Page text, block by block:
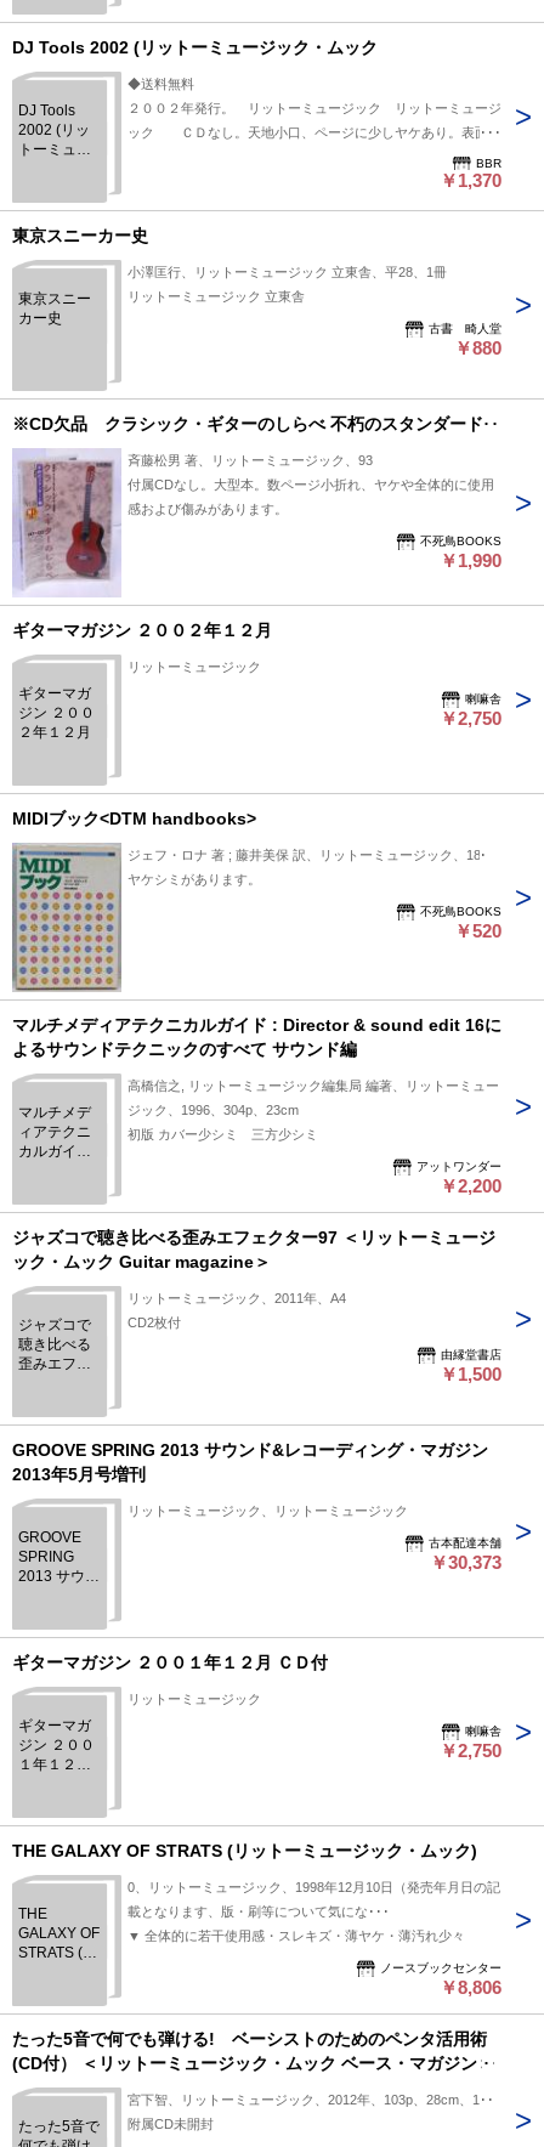
DJ Tools 2002 (リットーミュージック・ムック
DJ Tools
2002 (リッ
トーミュー
◆送料無料
２００２年発行。 リットーミュージック リットーミュージ
ック ＣＤなし。天地小口、ページに少しヤケあり。表面に
多少のスレ、キズはありますが、中身状態は良好です。BBR
￥1,370
東京スニーカー史
東京スニー
カー史
小澤匡行、リットーミュージック 立東舎、平28、1冊
リットーミュージック 立東舎
古書 畸人堂
￥880
※CD欠品 クラシック・ギターのしらべ 不朽のスタンダード編
斉藤松男 著、リットーミュージック、93
付属CDなし。大型本。数ページ小折れ、ヤケや全体的に使用
感および傷みがあります。
不死鳥BOOKS
￥1,990
ギターマガジン ２００２年１２月
ギターマガ
ジン ２００
２年１２月
リットーミュージック
喇嘛舎
￥2,750
MIDIブック<DTM handbooks>
ジェフ・ロナ 著 ; 藤井美保 訳、リットーミュージック、181
ヤケシミがあります。
不死鳥BOOKS
￥520
マルチメディアテクニカルガイド : Director & sound edit 16に
よるサウンドテクニックのすべて サウンド編
マルチメデ
ィアテクニ
カルガイド :
16によるサ
ウンドテク
ニックのす
べて サウン
ド編
高橋信之, リットーミュージック編集局 編著、リットーミュー
ジック、1996、304p、23cm
初版 カバー少シミ 三方少シミ
アットワンダー
￥2,200
ジャズコで聴き比べる歪みエフェクター97 ＜リットーミュージ
ック・ムック Guitar magazine＞
ジャズコで
聴き比べる
歪みエフェ
ュージッ
ク・ムック
Guitar
magazine＞
リットーミュージック、2011年、A4
CD2枚付
由縁堂書店
￥1,500
GROOVE SPRING 2013 サウンド&レコーディング・マガジン
2013年5月号増刊
GROOVE
SPRING
2013 サウン
ガジン 2013
年5月号増刊
リットーミュージック、リットーミュージック
古本配達本舗
￥30,373
ギターマガジン ２００１年１２月 ＣＤ付
ギターマガ
ジン ２００
１年１２月
リットーミュージック
喇嘛舎
￥2,750
THE GALAXY OF STRATS (リットーミュージック・ムック)
THE
GALAXY OF
STRATS (リ
ムック)
0、リットーミュージック、1998年12月10日（発売年月日の記
載となります、版・刷等について気にな･･･
▼ 全体的に若干使用感・スレキズ・薄ヤケ・薄汚れ少々
ノースブックセンター
￥8,806
たった5音で何でも弾ける! ベーシストのためのペンタ活用術
(CD付） ＜リットーミュージック・ムック ベース・マガジン＞
たった5音で
宮下智、リットーミュージック、2012年、103p、28cm、1冊
附属CD未開封